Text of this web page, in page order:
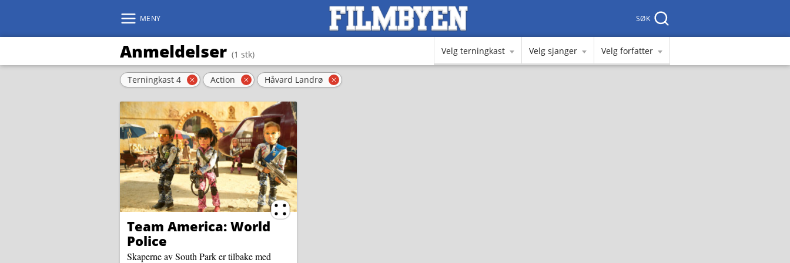
MENY SØK
Anmeldelser (1 stk) Velg terningkast Velg sjanger Velg forfatter
Aktive filter
Terningkast 4 Fjern filter
Action Fjern filter
Håvard Landrø Fjern filter
Team America: World
Police
Terningkast 4
Skaperne av South Park er tilbake med